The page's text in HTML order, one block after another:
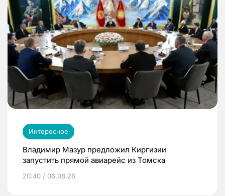
Интересное
Владимир Мазур предложил Киргизии
запустить прямой авиарейс из Томска
20:40 / 06.08.26